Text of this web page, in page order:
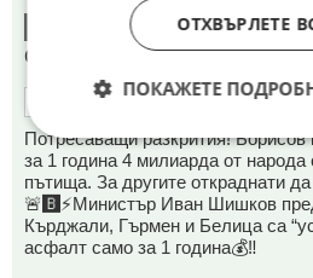
Убития славуца от
отвъдното
Потресаващи разкрития!
за 1 година 4 милиарда от народа
пътища. За другите откраднати
🚨🅱️⚡️Министър Иван Шишков
Кърджали, Гърмен и Белица са
асфалт само за 1 година💰‼️
ОТХВЪРЛЕТЕ
ПОКАЖЕТЕ